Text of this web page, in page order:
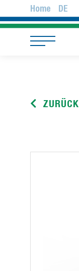
Home DE
ZURÜCK